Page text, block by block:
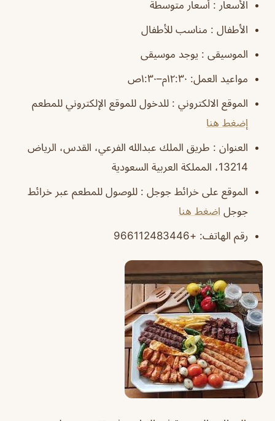
الأسعار : أسعار متوسطة
الأطفال : مناسب للأطفال
الموسيقى : يوجد موسيقى
مواعيد العمل: ١٢:٣٠م–١:٣٠ص
الموقع الالكتروني : للدخول للموقع الإلكتروني للمطعم
إضغط هنا
العنوان : طريق الملك عبدالله الفرعي، القدس، الرياض
13214، المملكة العربية السعودية
الموقع على خرائط جوجل : للوصول للمطعم عبر خرائط
جوجل اضغط هنا
رقم الهاتف: +966112483446